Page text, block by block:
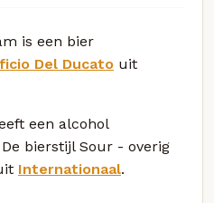
is een bier
Del Ducato uit
een alcohol
bierstijl Sour - overig
Internationaal.